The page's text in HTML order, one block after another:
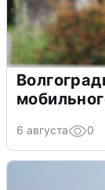
6 августа 0